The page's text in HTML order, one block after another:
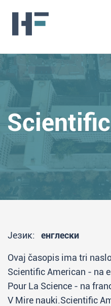
Језик: енглески
Ovaj časopis ima tri
Scientific American - na
Pour La Science - na
V Mire nauki.Scientific